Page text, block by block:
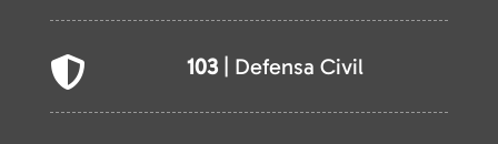
 103| Defensa Civil